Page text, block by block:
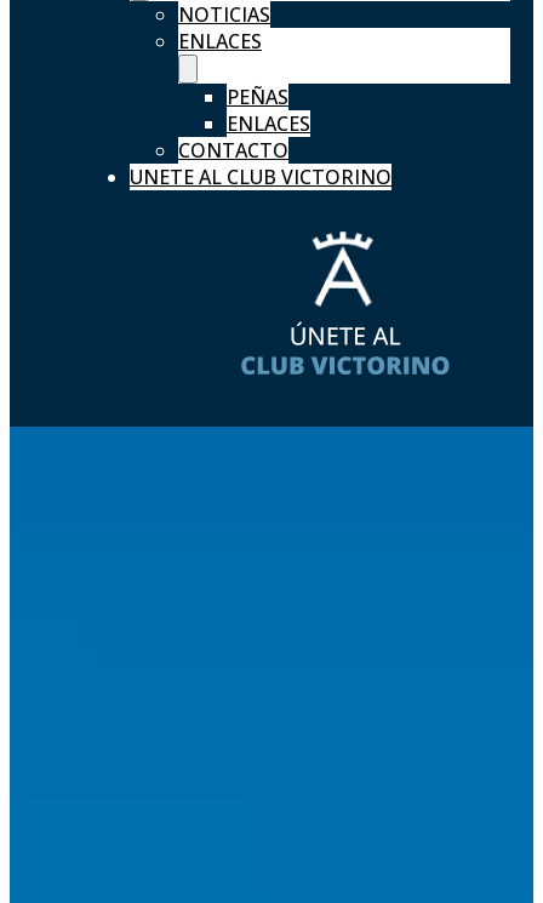
NOTICIAS
ENLACES
PEÑAS
ENLACES
CONTACTO
UNETE AL CLUB VICTORINO